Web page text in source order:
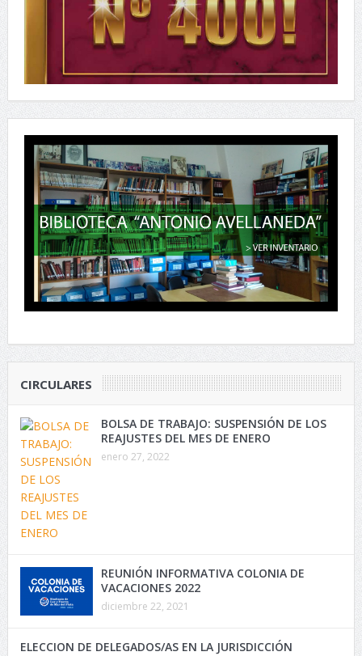
CIRCULARES
BOLSA DE TRABAJO: SUSPENSIÓN DE LOS
REAJUSTES DEL MES DE ENERO
enero 27, 2022
REUNIÓN INFORMATIVA COLONIA DE
VACACIONES 2022
diciembre 22, 2021
ELECCION DE DELEGADOS/AS EN LA JURISDICCIÓN